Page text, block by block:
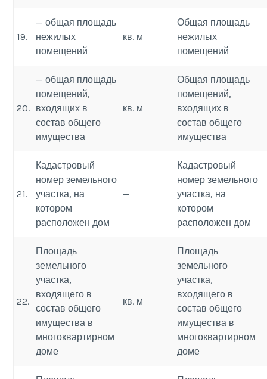
19.
— общая площадь
нежилых
помещений
кв. м
Общая площадь
нежилых
помещений
20.
— общая площадь
помещений,
входящих в
состав общего
имущества
кв. м
Общая площадь
помещений,
входящих в
состав общего
имущества
21.
Кадастровый
номер земельного
участка, на
котором
расположен дом
—
Кадастровый
номер земельного
участка, на
котором
расположен дом
22.
Площадь
земельного
участка,
входящего в
состав общего
имущества в
многоквартирном
доме
кв. м
Площадь
земельного
участка,
входящего в
состав общего
имущества в
многоквартирном
доме